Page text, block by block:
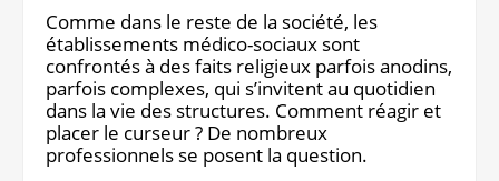
PANIER
Notre site éditorial
JOB ASH
Notre boutique
Comme dans le reste de la société, les
établissements médico-sociaux sont
confrontés à des faits religieux parfois anodins,
parfois complexes, qui s’invitent au quotidien
dans la vie des structures. Comment réagir et
placer le curseur ? De nombreux
professionnels se posent la question.